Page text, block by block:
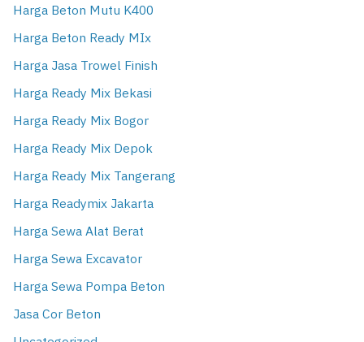
Harga Beton Mutu K400
Harga Beton Ready MIx
Harga Jasa Trowel Finish
Harga Ready Mix Bekasi
Harga Ready Mix Bogor
Harga Ready Mix Depok
Harga Ready Mix Tangerang
Harga Readymix Jakarta
Harga Sewa Alat Berat
Harga Sewa Excavator
Harga Sewa Pompa Beton
Jasa Cor Beton